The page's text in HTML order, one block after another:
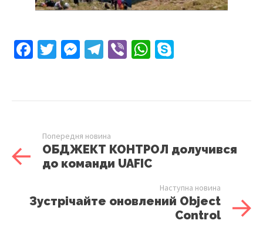
Facebook
Twitter
Messenger
Telegram
ViberWhatsApp
Попередня новина
ОБДЖЕКТ КОНТРОЛ долучився
до команди UAFIC
Наступна новина
Зустрічайте оновлений Object
Control